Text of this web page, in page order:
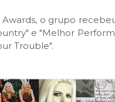
Awards, o grupo
e "Melhor
Trouble".